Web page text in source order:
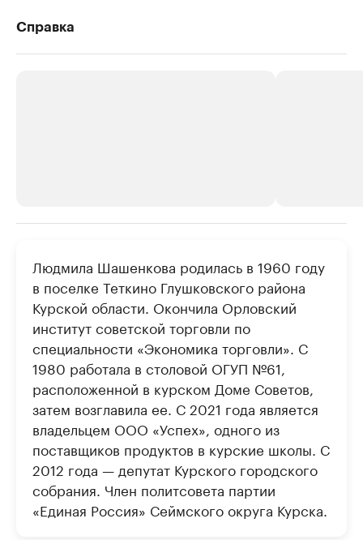
Справка
Делитесь новостями бизнеса на РБК
Управляйте страницей компании и развивайте личные
бренды спикеров бизнеса
Крупнейшие
продавцы
Ознакомьтесь с
Людмила Шашенкова родилась в 1960 году
в поселке Теткино Глушковского района
Курской области. Окончила Орловский
институт советской торговли по
специальности «Экономика торговли». С
1980 работала в столовой ОГУП №61,
расположенной в курском Доме Советов,
затем возглавила ее. С 2021 года является
владельцем ООО «Успех», одного из
поставщиков продуктов в курские школы. С
2012 года — депутат Курского городского
собрания. Член политсовета партии
«Единая Россия» Сеймского округа Курска.